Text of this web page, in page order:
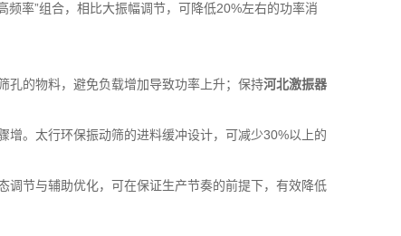
率”组合，相比大振幅调节，可降低20%左右的功率消
的物料，避免负载增加导致功率上升；保持河北激振器
。太行环保振动筛的进料缓冲设计，可减少30%以上的
节与辅助优化，可在保证生产节奏的前提下，有效降低